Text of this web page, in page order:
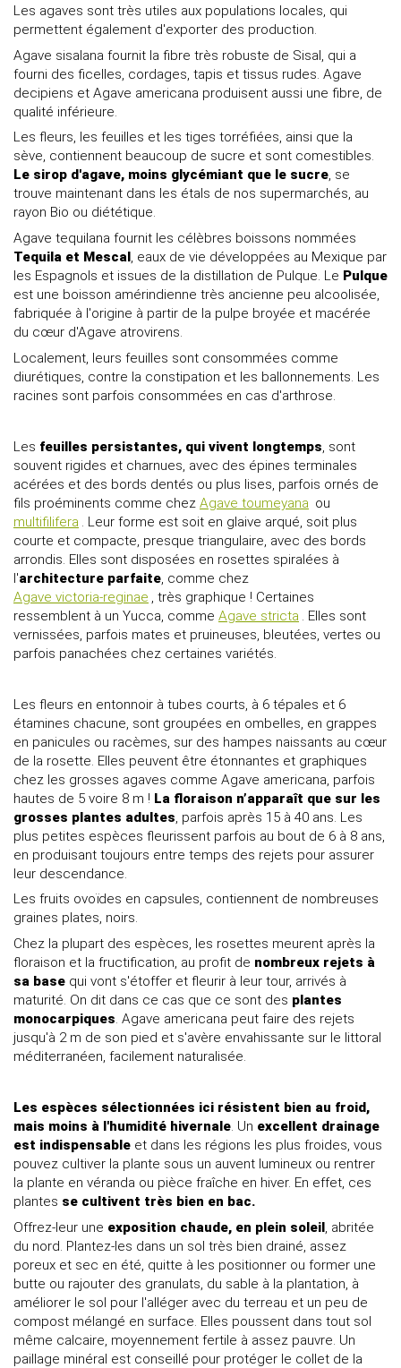
Les agaves sont très utiles aux populations locales, qui
permettent également d'exporter des production.
Agave sisalana fournit la fibre très robuste de Sisal, qui a
fourni des ficelles, cordages, tapis et tissus rudes. Agave
decipiens et Agave americana produisent aussi une fibre, de
qualité inférieure.
Les fleurs, les feuilles et les tiges torréfiées, ainsi que la
sève, contiennent beaucoup de sucre et sont comestibles.
Le sirop d'agave, moins glycémiant que le sucre, se
trouve maintenant dans les étals de nos supermarchés, au
rayon Bio ou diététique.
Agave tequilana fournit les célèbres boissons nommées
Tequila et Mescal, eaux de vie développées au Mexique par
les Espagnols et issues de la distillation de Pulque. Le Pulque
est une boisson amérindienne très ancienne peu alcoolisée,
fabriquée à l'origine à partir de la pulpe broyée et macérée
du cœur d'Agave atrovirens.
Localement, leurs feuilles sont consommées comme
diurétiques, contre la constipation et les ballonnements. Les
racines sont parfois consommées en cas d'arthrose.
Les feuilles persistantes, qui vivent longtemps, sont
souvent rigides et charnues, avec des épines terminales
acérées et des bords dentés ou plus lises, parfois ornés de
fils proéminents comme chez Agave toumeyana ou
multifilifera . Leur forme est soit en glaive arqué, soit plus
courte et compacte, presque triangulaire, avec des bords
arrondis. Elles sont disposées en rosettes spiralées à
l'architecture parfaite, comme chez
Agave victoria-reginae , très graphique ! Certaines
ressemblent à un Yucca, comme Agave stricta . Elles sont
vernissées, parfois mates et pruineuses, bleutées, vertes ou
parfois panachées chez certaines variétés.
Les fleurs en entonnoir à tubes courts, à 6 tépales et 6
étamines chacune, sont groupées en ombelles, en grappes
en panicules ou racèmes, sur des hampes naissants au cœur
de la rosette. Elles peuvent être étonnantes et graphiques
chez les grosses agaves comme Agave americana, parfois
hautes de 5 voire 8 m ! La floraison n’apparaît que sur les
grosses plantes adultes, parfois après 15 à 40 ans. Les
plus petites espèces fleurissent parfois au bout de 6 à 8 ans,
en produisant toujours entre temps des rejets pour assurer
leur descendance.
Les fruits ovoïdes en capsules, contiennent de nombreuses
graines plates, noirs.
Chez la plupart des espèces, les rosettes meurent après la
floraison et la fructification, au profit de nombreux rejets à
sa base qui vont s'étoffer et fleurir à leur tour, arrivés à
maturité. On dit dans ce cas que ce sont des plantes
monocarpiques. Agave americana peut faire des rejets
jusqu'à 2 m de son pied et s'avère envahissante sur le littoral
méditerranéen, facilement naturalisée.
Les espèces sélectionnées ici résistent bien au froid,
mais moins à l'humidité hivernale. Un excellent drainage
est indispensable et dans les régions les plus froides, vous
pouvez cultiver la plante sous un auvent lumineux ou rentrer
la plante en véranda ou pièce fraîche en hiver. En effet, ces
plantes se cultivent très bien en bac.
Offrez-leur une exposition chaude, en plein soleil, abritée
du nord. Plantez-les dans un sol très bien drainé, assez
poreux et sec en été, quitte à les positionner ou former une
butte ou rajouter des granulats, du sable à la plantation, à
améliorer le sol pour l'alléger avec du terreau et un peu de
compost mélangé en surface. Elles poussent dans tout sol
même calcaire, moyennement fertile à assez pauvre. Un
paillage minéral est conseillé pour protéger le collet de la